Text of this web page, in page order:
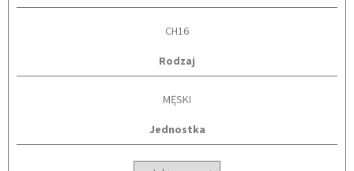
CH16
Rodzaj
MĘSKI
Jednostka